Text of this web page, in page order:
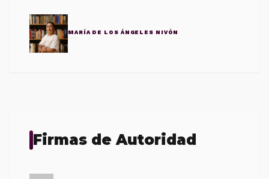
MARÍA DE LOS ÁNGELES NIVÓN
Firmas de Autoridad